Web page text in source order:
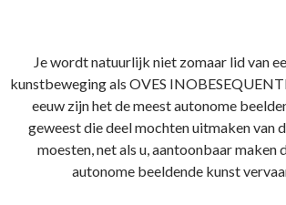
Je wordt natuurlijk niet zomaar lid van
kunstbeweging als OVES
eeuw zijn het de meest autonome
geweest die deel mochten uitmaken van
moesten, net als u, aantoonbaar maken
autonome beeldende kunst